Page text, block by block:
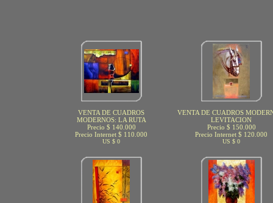
VENTA DE CUADROS
MODERNOS: LA RUTA
Precio $ 140.000
Precio Internet $ 110.000
US $ 0
VENTA DE CUADROS
LEVITACION
Precio $ 150.000
Precio Internet $ 120.000
US $ 0